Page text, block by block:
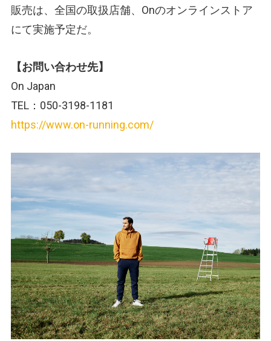
販売は、全国の取扱店舗、Onのオンラインストア
にて実施予定だ。
【お問い合わせ先】
On Japan
TEL：050-3198-1181
https://www.on-running.com/